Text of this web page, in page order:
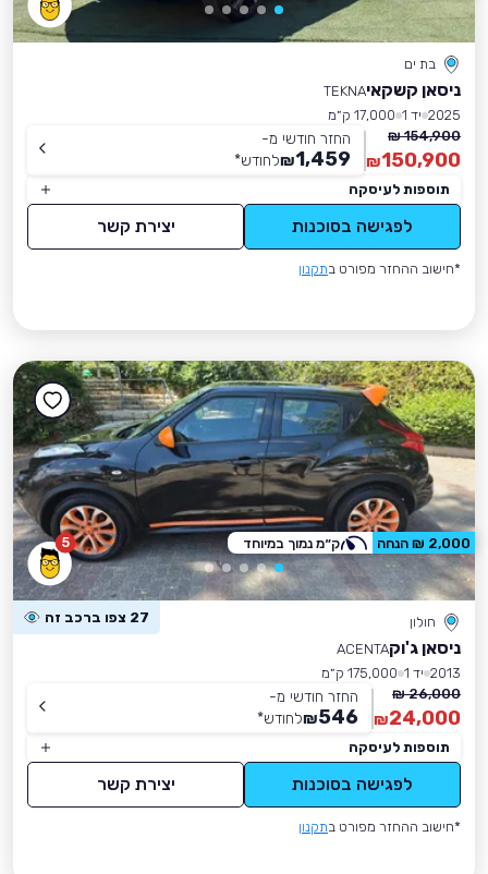
בת ים
ניסאן קשקאיTEKNA
2025 יד 1
17,000 ק״מ
154,900 ₪
150,900
₪
החזר חודשי מ-
1,459
₪לחודש*
תוספות לעיסקה
לפגישה בסוכנות יצירת קשר
*חישוב ההחזר מפורט בתקנון
5
חולון 27 צפו ברכב זה
ניסאן ג'וקACENTA
2013 יד 1
175,000 ק״מ
26,000 ₪
24,000
₪
החזר חודשי מ-
546
₪לחודש*
תוספות לעיסקה
לפגישה בסוכנות יצירת קשר
*חישוב ההחזר מפורט בתקנון
2,000 ₪ הנחה ק״מ נמוך במיוחד